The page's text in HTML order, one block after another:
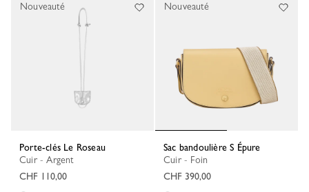
Porte-clés Le Roseau
Cuir - Argent
CHF 110,00
Nouveauté
Sac bandoulière S Épure
Cuir - Foin
CHF 390,00
Nouveauté